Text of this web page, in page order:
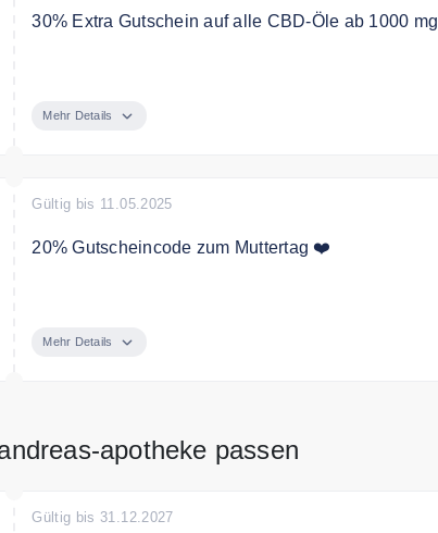
30% Extra Gutschein auf alle CBD-Öle ab 1000 mg
Mehr Details
Gültig bis 11.05.2025
20% Gutscheincode zum Muttertag ❤️
Mehr Details
apotheke passen
Gültig bis 31.12.2027